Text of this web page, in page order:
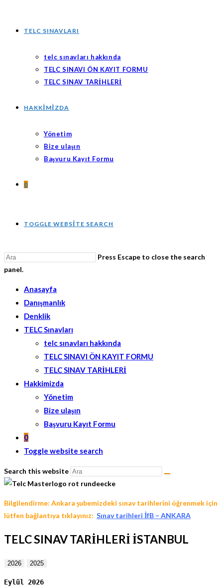
TELC SINAVLARI
telc sınavları hakkında
TELC SINAVI ÖN KAYIT FORMU
TELC SINAV TARİHLERİ
HAKKIMIZDA
Yönetim
Bize ulaşın
Başvuru Kayıt Formu
0
TOGGLE WEBSITE SEARCH
Press Escape to close the search
panel.
Anasayfa
Danışmanlık
Denklik
TELC Sınavları
telc sınavları hakkında
TELC SINAVI ÖN KAYIT FORMU
TELC SINAV TARİHLERİ
Hakkimizda
Yönetim
Bize ulaşın
Başvuru Kayıt Formu
0
Toggle website search
Search this website
Bilgilendirme: Ankara şubemizdeki sınav tarihlerini öğrenmek için
lütfen bağlantıya tıklayınız: Sınav tarihleri İfB – ANKARA
TELC SINAV TARİHLERİ İSTANBUL
2026 2025
Eylül 2026